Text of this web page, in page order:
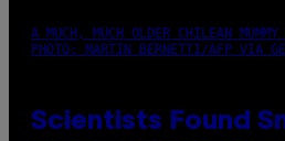
A MUCH, MUCH OLDER CHILEAN
PHOTO: MARTIN BERNETTI/AFP VIA
Scientists Found